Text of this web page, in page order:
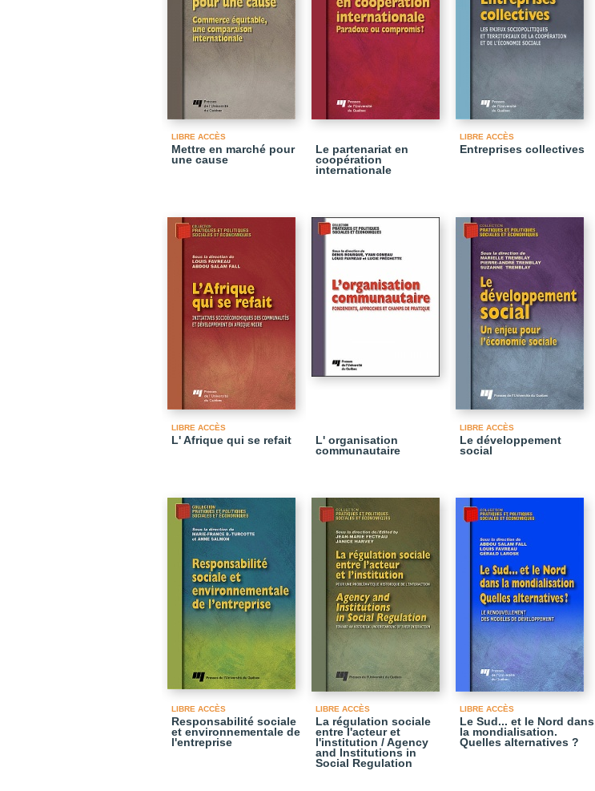
LIBRE ACCÈS
Mettre en marché pour
une cause
Le partenariat en
coopération
internationale
LIBRE ACCÈS
Entreprises collectives
LIBRE ACCÈS
L' Afrique qui se refait
L' organisation
communautaire
LIBRE ACCÈS
Le développement
social
LIBRE ACCÈS
Responsabilité sociale
et environnementale de
l'entreprise
LIBRE ACCÈS
La régulation sociale
entre l'acteur et
l'institution / Agency
and Institutions in
Social Regulation
LIBRE ACCÈS
Le Sud... et le Nord dans
la mondialisation.
Quelles alternatives ?